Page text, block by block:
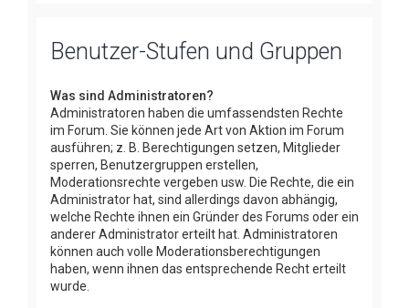
Benutzer-Stufen und Gruppen
Was sind Administratoren?
Administratoren haben die umfassendsten Rechte
im Forum. Sie können jede Art von Aktion im Forum
ausführen; z. B. Berechtigungen setzen, Mitglieder
sperren, Benutzergruppen erstellen,
Moderationsrechte vergeben usw. Die Rechte, die ein
Administrator hat, sind allerdings davon abhängig,
welche Rechte ihnen ein Gründer des Forums oder ein
anderer Administrator erteilt hat. Administratoren
können auch volle Moderationsberechtigungen
haben, wenn ihnen das entsprechende Recht erteilt
wurde.